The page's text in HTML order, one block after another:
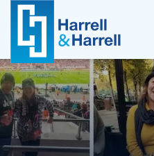
Skip
to
content